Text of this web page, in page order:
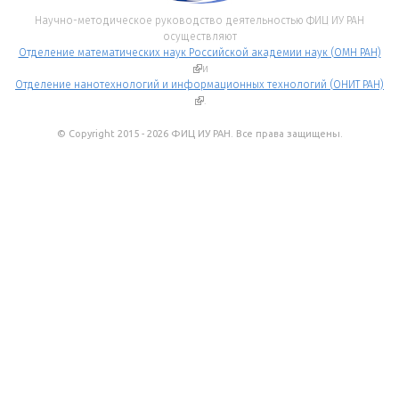
Научно-методическое руководство деятельностью ФИЦ ИУ РАН
осуществляют
Отделение математических наук Российской академии наук (ОМН РАН)
(внешняя ссылка)
и
Отделение нанотехнологий и информационных технологий (ОНИТ РАН)
(внешняя ссылка)
.
© Copyright 2015 - 2026 ФИЦ ИУ РАН. Все права защищены.